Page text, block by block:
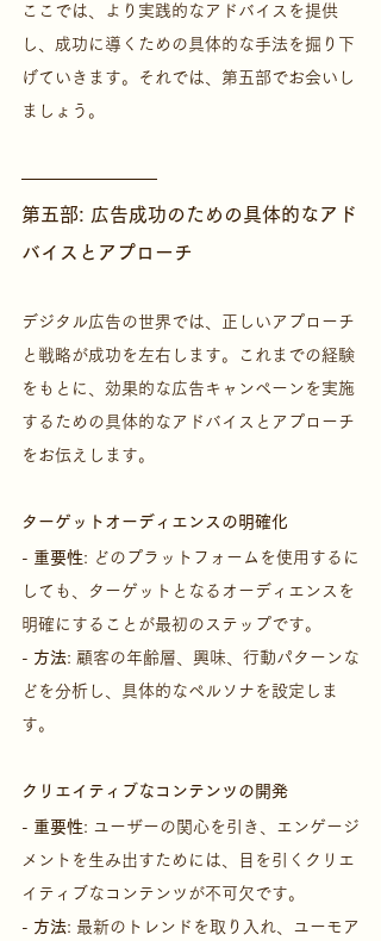
ここでは、より実践的なアドバイスを提供
し、成功に導くための具体的な手法を掘り下
げていきます。それでは、第五部でお会いし
ましょう。
第五部: 広告成功のための具体的なアド
バイスとアプローチ
デジタル広告の世界では、正しいアプローチ
と戦略が成功を左右します。これまでの経験
をもとに、効果的な広告キャンペーンを実施
するための具体的なアドバイスとアプローチ
をお伝えします。
ターゲットオーディエンスの明確化
- 重要性: どのプラットフォームを使用するに
しても、ターゲットとなるオーディエンスを
明確にすることが最初のステップです。
- 方法: 顧客の年齢層、興味、行動パターンな
どを分析し、具体的なペルソナを設定しま
す。
クリエイティブなコンテンツの開発
- 重要性: ユーザーの関心を引き、エンゲージ
メントを生み出すためには、目を引くクリエ
イティブなコンテンツが不可欠です。
- 方法: 最新のトレンドを取り入れ、ユーモア